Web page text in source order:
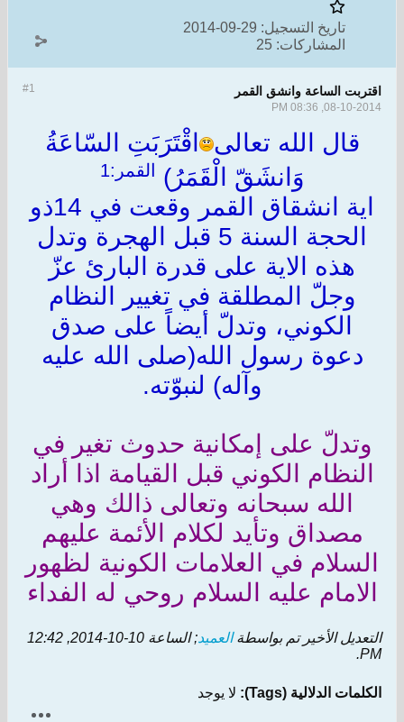
تاريخ التسجيل: 29-09-2014
المشاركات: 25
#1 اقتربت الساعة وانشق القمر
08-10-2014, 08:36 PM
قال الله تعالى
اقْتَرَبَتِ السّاعَةُ
وَانشَقّ الْقَمَرُ)
القمر:1
اية انشقاق القمر وقعت في 14ذو
الحجة السنة 5 قبل الهجرة وتدل
هذه الاية على قدرة البارئ عزّ
وجلّ المطلقة في تغيير النظام
الكوني، وتدلّ أيضاً على صدق
دعوة رسول الله(صلى الله عليه
وآله) لنبوّته.
وتدلّ على إمكانية حدوث تغير في
النظام الكوني قبل القيامة اذا أراد
الله سبحانه وتعالى ذالك وهي
مصداق وتأيد لكلام الأئمة عليهم
السلام في العلامات الكونية لظهور
الامام عليه السلام روحي له الفداء
التعديل الأخير تم بواسطةالعميد; الساعة
10-10-2014, 12:42
PM
.
الكلمات الدلالية (Tags): لا يوجد